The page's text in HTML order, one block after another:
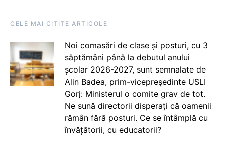
CELE MAI CITITE ARTICOLE
Noi comasări de clase și posturi, cu 3
săptămâni până la debutul anului
școlar 2026-2027, sunt semnalate de
Alin Badea, prim-vicepreședinte USLI
Gorj: Ministerul o comite grav de tot.
Ne sună directorii disperați că oamenii
rămân fără posturi. Ce se întâmplă cu
învățătorii, cu educatorii?